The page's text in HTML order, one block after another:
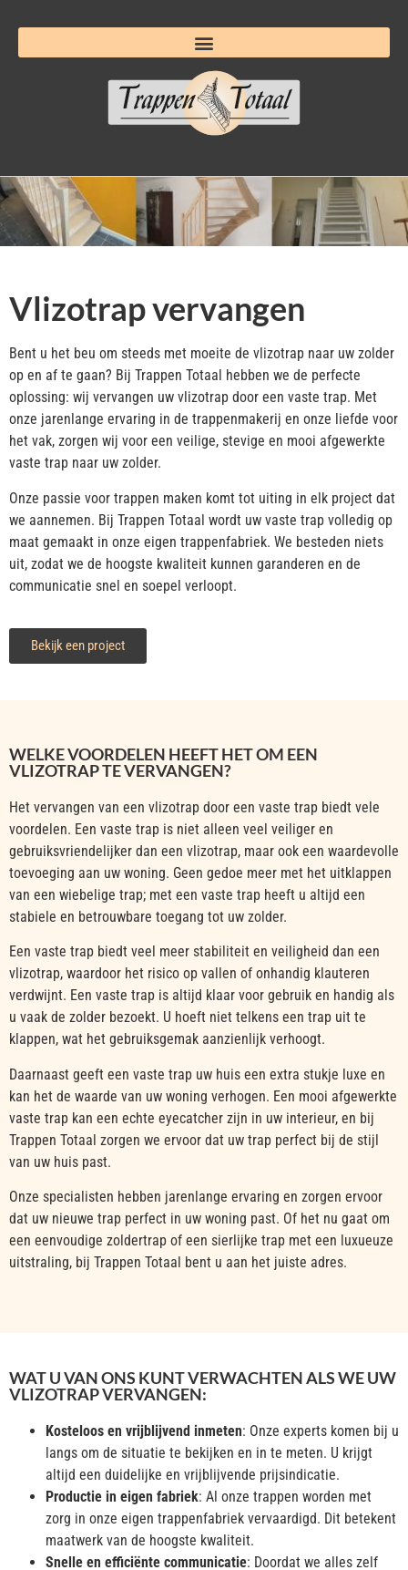
Vlizotrap vervangen
Bent u het beu om steeds met moeite de vlizotrap naar uw zolder
op en af te gaan? Bij Trappen Totaal hebben we de perfecte
oplossing: wij vervangen uw vlizotrap door een vaste trap. Met
onze jarenlange ervaring in de trappenmakerij en onze liefde voor
het vak, zorgen wij voor een veilige, stevige en mooi afgewerkte
vaste trap naar uw zolder.
Onze passie voor trappen maken komt tot uiting in elk project dat
we aannemen. Bij Trappen Totaal wordt uw vaste trap volledig op
maat gemaakt in onze eigen trappenfabriek. We besteden niets
uit, zodat we de hoogste kwaliteit kunnen garanderen en de
communicatie snel en soepel verloopt.
Bekijk een project
WELKE VOORDELEN HEEFT HET OM EEN
VLIZOTRAP TE VERVANGEN?
Het vervangen van een vlizotrap door een vaste trap biedt vele
voordelen. Een vaste trap is niet alleen veel veiliger en
gebruiksvriendelijker dan een vlizotrap, maar ook een waardevolle
toevoeging aan uw woning. Geen gedoe meer met het uitklappen
van een wiebelige trap; met een vaste trap heeft u altijd een
stabiele en betrouwbare toegang tot uw zolder.
Een vaste trap biedt veel meer stabiliteit en veiligheid dan een
vlizotrap, waardoor het risico op vallen of onhandig klauteren
verdwijnt. Een vaste trap is altijd klaar voor gebruik en handig als
u vaak de zolder bezoekt. U hoeft niet telkens een trap uit te
klappen, wat het gebruiksgemak aanzienlijk verhoogt.
Daarnaast geeft een vaste trap uw huis een extra stukje luxe en
kan het de waarde van uw woning verhogen. Een mooi afgewerkte
vaste trap kan een echte eyecatcher zijn in uw interieur, en bij
Trappen Totaal zorgen we ervoor dat uw trap perfect bij de stijl
van uw huis past.
Onze specialisten hebben jarenlange ervaring en zorgen ervoor
dat uw nieuwe trap perfect in uw woning past. Of het nu gaat om
een eenvoudige zoldertrap of een sierlijke trap met een luxueuze
uitstraling, bij Trappen Totaal bent u aan het juiste adres.
WAT U VAN ONS KUNT VERWACHTEN ALS WE UW
VLIZOTRAP VERVANGEN:
Kosteloos en vrijblijvend inmeten: Onze experts komen bij u
langs om de situatie te bekijken en in te meten. U krijgt
altijd een duidelijke en vrijblijvende prijsindicatie.
Productie in eigen fabriek: Al onze trappen worden met
zorg in onze eigen trappenfabriek vervaardigd. Dit betekent
maatwerk van de hoogste kwaliteit.
Snelle en efficiënte communicatie: Doordat we alles zelf